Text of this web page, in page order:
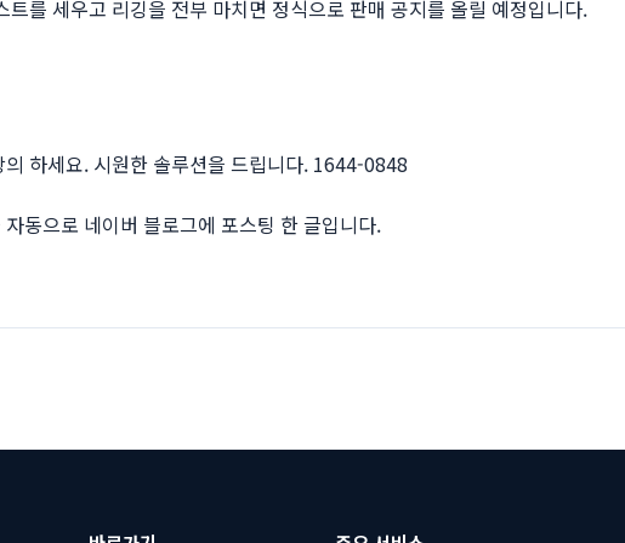
를 세우고 리깅을 전부 마치면 정식으로 판매 공지를 올릴 예정입니다.
하세요. 시원한 솔루션을 드립니다. 1644-0848
동으로 네이버 블로그에 포스팅 한 글입니다.